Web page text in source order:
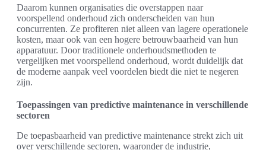
Daarom kunnen organisaties die overstappen naar
voorspellend onderhoud zich onderscheiden van hun
concurrenten. Ze profiteren niet alleen van lagere operationele
kosten, maar ook van een hogere betrouwbaarheid van hun
apparatuur. Door traditionele onderhoudsmethoden te
vergelijken met voorspellend onderhoud, wordt duidelijk dat
de moderne aanpak veel voordelen biedt die niet te negeren
zijn.
Toepassingen van predictive maintenance in verschillende
sectoren
De toepasbaarheid van predictive maintenance strekt zich uit
over verschillende sectoren, waaronder de industrie,